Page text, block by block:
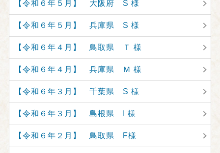
【令和６年５月】 大阪府 S 様
【令和６年５月】 兵庫県 S 様
【令和６年４月】 鳥取県 Ｔ 様
【令和６年４月】 兵庫県 Ｍ 様
【令和６年３月】 千葉県 S 様
【令和６年３月】 島根県 I 様
【令和６年２月】 鳥取県 F様